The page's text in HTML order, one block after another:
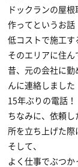
ドックランの屋
作ってというお話
低コストで施工す
そのエリアに住ん
昔、元の会社に勤
んに連絡しました
15年ぶりの電話！
ちなみに、依頼
所を立ち上げた際
そして、
よく仕事でぶつか